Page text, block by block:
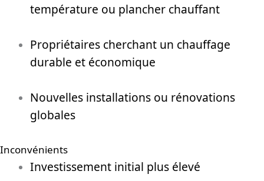
température ou plancher chauffant
Propriétaires cherchant un chauffage
durable et économique
Nouvelles installations ou rénovations
globales
Inconvénients
Investissement initial plus élevé